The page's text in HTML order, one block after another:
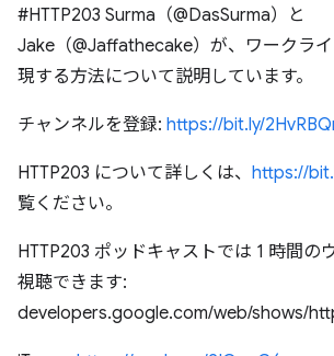
#HTTP203 Surma（@DasSurma）と
Jake（@Jaffathecake）が、ワークラ
現する方法について説明しています。
チャンネルを登録: https://bit.ly/
HTTP203 について詳しくは、 https://
覧ください。
HTTP203 ポッドキャストでは 1 時間の
視聴できます:
developers.google.com/web/shows/